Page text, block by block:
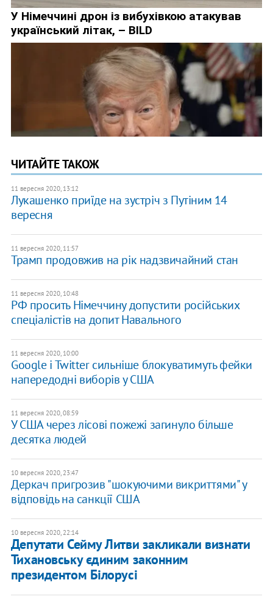
ЧИТАЙТЕ ТАКОЖ
11 вересня 2020, 13:12
Лукашенко приїде на зустріч з Путіним 14
вересня
11 вересня 2020, 11:57
Трамп продовжив на рік надзвичайний стан
11 вересня 2020, 10:48
РФ просить Німеччину допустити російських
спеціалістів на допит Навального
11 вересня 2020, 10:00
Google і Twitter сильніше блокуватимуть фейки
напередодні виборів у США
11 вересня 2020, 08:59
У США через лісові пожежі загинуло більше
десятка людей
10 вересня 2020, 23:47
Деркач пригрозив "шокуючими викриттями" у
відповідь на санкції США
10 вересня 2020, 22:14
Депутати Сейму Литви закликали визнати
Тихановську єдиним законним
президентом Білорусі